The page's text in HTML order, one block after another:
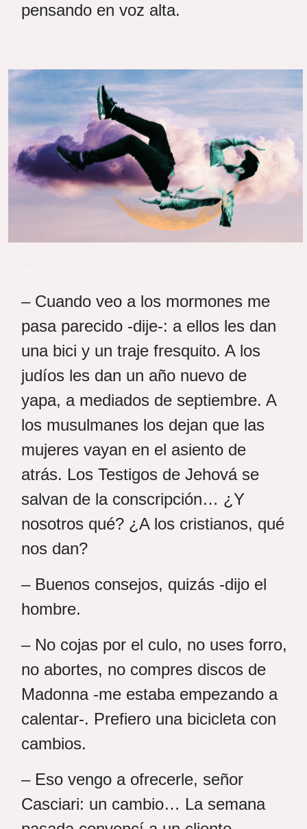
pensando en voz alta.
– Cuando veo a los mormones me
pasa parecido -dije-: a ellos les dan
una bici y un traje fresquito. A los
judíos les dan un año nuevo de
yapa, a mediados de septiembre. A
los musulmanes los dejan que las
mujeres vayan en el asiento de
atrás. Los Testigos de Jehová se
salvan de la conscripción… ¿Y
nosotros qué? ¿A los cristianos, qué
nos dan?
– Buenos consejos, quizás -dijo el
hombre.
– No cojas por el culo, no uses forro,
no abortes, no compres discos de
Madonna -me estaba empezando a
calentar-. Prefiero una bicicleta con
cambios.
– Eso vengo a ofrecerle, señor
Casciari: un cambio… La semana